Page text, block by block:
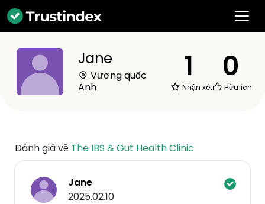
Jane
Vương quốc
Anh
1
Nhận xét
0
Hữu ích
Đánh giá về The IBS & Gut Health Clinic
Jane
2025.02.10